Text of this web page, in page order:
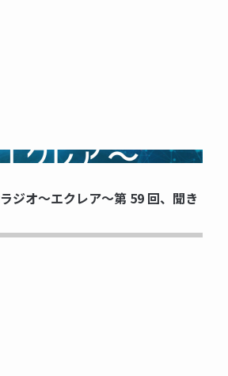
NOW PRINTING...
ジオ～エクレア～第 59 回、聞き